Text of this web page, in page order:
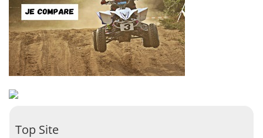
Top Site